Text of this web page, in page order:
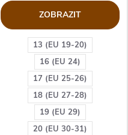
13 (EU 19-20)
16 (EU 24)
17 (EU 25-26)
18 (EU 27-28)
19 (EU 29)
20 (EU 30-31)
ZOBRAZIT